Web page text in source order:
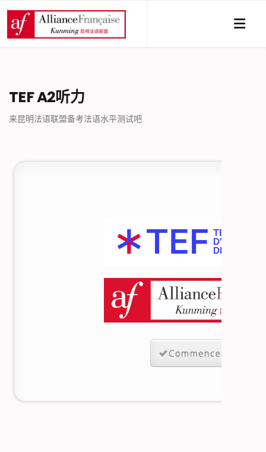
TEF A2听力
来昆明法语联盟备考法语水平测试吧